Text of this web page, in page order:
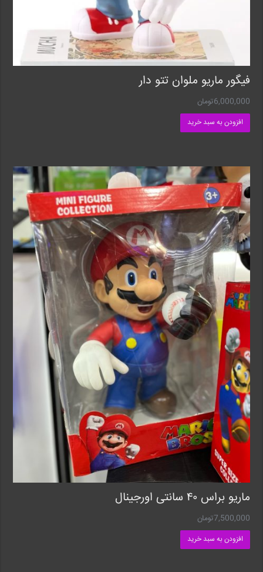
فیگور ماریو ملوان تتو دار
6,000,000تومان
افزودن به سبد خرید
ماریو براس ۴۰ سانتی اورجینال
7,500,000تومان
افزودن به سبد خرید